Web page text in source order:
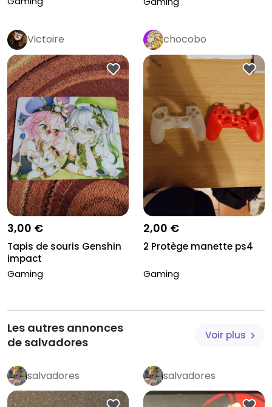
Victoire
3,00 €
Tapis de souris Genshin
impact
Gaming
chocobo
2,00 €
2 Protège manette ps4
Gaming
Les autres annonces
de salvadores
Voir plus
salvadores salvadores